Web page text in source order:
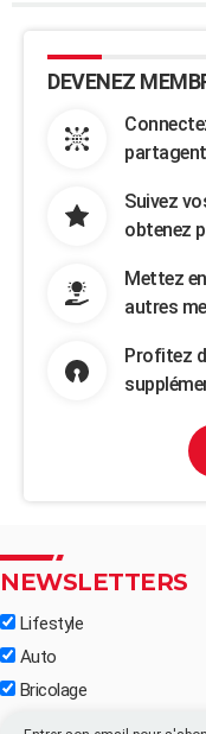
DEVENEZ
Suivez
obtenez
Mettez
autres
Profitez
NEWSLETTERS
Lifestyle
Auto
Bricolage